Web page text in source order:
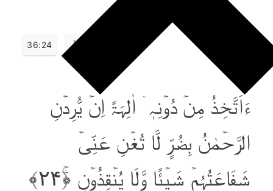
36:24
ءَاَتَّخِذُ مِنۡ دُوۡنِہٖۤ اٰلِہَۃً اِنۡ یُّرِدۡنِ
الرَّحۡمٰنُ بِضُرٍّ لَّا تُغۡنِ عَنِّیۡ
شَفَاعَتُہُمۡ شَیۡئًا وَّلَا یُنۡقِذُوۡنِ ﴿ۚ۲۴﴾